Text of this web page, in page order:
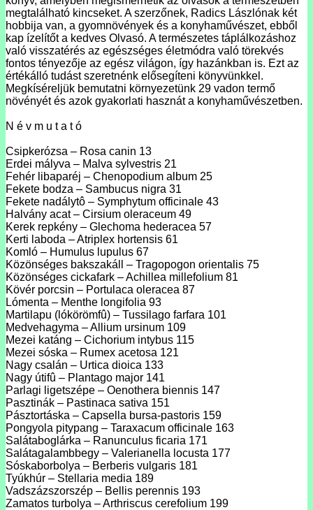
megtalálható kincseket. A szerzőnek, Radics Lászlónak két
hobbija van, a gyomnövények és a konyhaművészet, ebből
kap ízelítőt a kedves Olvasó. A természetes táplálkozáshoz
való visszatérés az egészséges életmódra való törekvés
fontos tényezője az egész világon, így hazánkban is. Ezt az
értékálló tudást szeretnénk elősegíteni könyvünkkel.
Megkíséreljük bemutatni környezetünk 29 vadon termő
növényét és azok gyakorlati hasznát a konyhaművészetben.
N é v m u t a t ó
Csipkerózsa – Rosa canin 13
Erdei mályva – Malva sylvestris 21
Fehér libaparéj – Chenopodium album 25
Fekete bodza – Sambucus nigra 31
Fekete nadálytô – Symphytum officinale 43
Halvány acat – Cirsium oleraceum 49
Kerek repkény – Glechoma hederacea 57
Kerti laboda – Atriplex hortensis 61
Komló – Humulus lupulus 67
Közönséges bakszakáll – Tragopogon orientalis 75
Közönséges cickafark – Achillea millefolium 81
Kövér porcsin – Portulaca oleracea 87
Lómenta – Menthe longifolia 93
Martilapu (lókörömfû) – Tussilago farfara 101
Medvehagyma – Allium ursinum 109
Mezei katáng – Cichorium intybus 115
Mezei sóska – Rumex acetosa 121
Nagy csalán – Urtica dioica 133
Nagy útifû – Plantago major 141
Parlagi ligetszépe – Oenothera biennis 147
Pasztinák – Pastinaca sativa 151
Pásztortáska – Capsella bursa-pastoris 159
Pongyola pitypang – Taraxacum officinale 163
Salátaboglárka – Ranunculus ficaria 171
Salátagalambbegy – Valerianella locusta 177
Sóskaborbolya – Berberis vulgaris 181
Tyúkhúr – Stellaria media 189
Vadszázszorszép – Bellis perennis 193
Zamatos turbolya – Arthriscus cerefolium 199